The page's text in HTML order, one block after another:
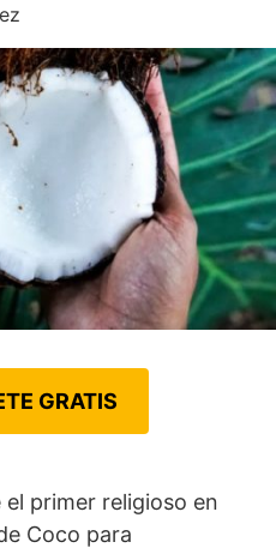
GRATIS
el primer religioso en
Coco para